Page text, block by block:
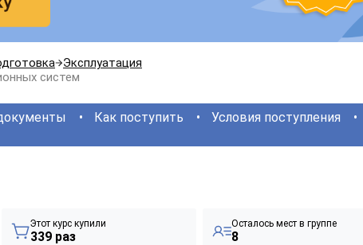
Эксплуатация
систем
Как поступить
Условия поступления
Этот курс купили
339 раз
Осталось мест в группе
8